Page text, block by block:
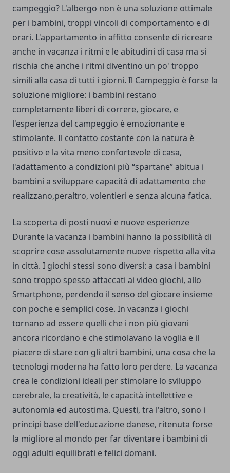
campeggio? L'albergo non è una soluzione ottimale
per i bambini, troppi vincoli di comportamento e di
orari. L'appartamento in affitto consente di ricreare
anche in vacanza i ritmi e le abitudini di casa ma si
rischia che anche i ritmi diventino un po' troppo
simili alla casa di tutti i giorni. Il Campeggio è forse la
soluzione migliore: i bambini restano
completamente liberi di correre, giocare, e
l'esperienza del campeggio è emozionante e
stimolante. Il contatto costante con la natura è
positivo e la vita meno confortevole di casa,
l'adattamento a condizioni più “spartane” abitua i
bambini a sviluppare capacità di adattamento che
realizzano,peraltro, volentieri e senza alcuna fatica.
La scoperta di posti nuovi e nuove esperienze
Durante la vacanza i bambini hanno la possibilità di
scoprire cose assolutamente nuove rispetto alla vita
in città. I giochi stessi sono diversi: a casa i bambini
sono troppo spesso attaccati ai video giochi, allo
Smartphone, perdendo il senso del giocare insieme
con poche e semplici cose. In vacanza i giochi
tornano ad essere quelli che i non più giovani
ancora ricordano e che stimolavano la voglia e il
piacere di stare con gli altri bambini, una cosa che la
tecnologi moderna ha fatto loro perdere. La vacanza
crea le condizioni ideali per stimolare lo sviluppo
cerebrale, la creatività, le capacità intellettive e
autonomia ed autostima. Questi, tra l'altro, sono i
principi base dell'educazione danese, ritenuta forse
la migliore al mondo per far diventare i bambini di
oggi adulti equilibrati e felici domani.